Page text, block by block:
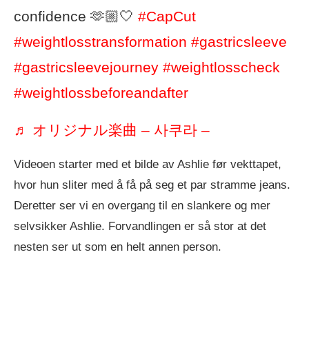
confidence 🫶🏼🤍 #CapCut
#weightlosstransformation #gastricsleeve
#gastricsleevejourney #weightlosscheck
#weightlossbeforeandafter
♬ オリジナル楽曲 – 사쿠라 – ⠀
Videoen starter med et bilde av Ashlie før vekttapet,
hvor hun sliter med å få på seg et par stramme jeans.
Deretter ser vi en overgang til en slankere og mer
selvsikker Ashlie. Forvandlingen er så stor at det
nesten ser ut som en helt annen person.